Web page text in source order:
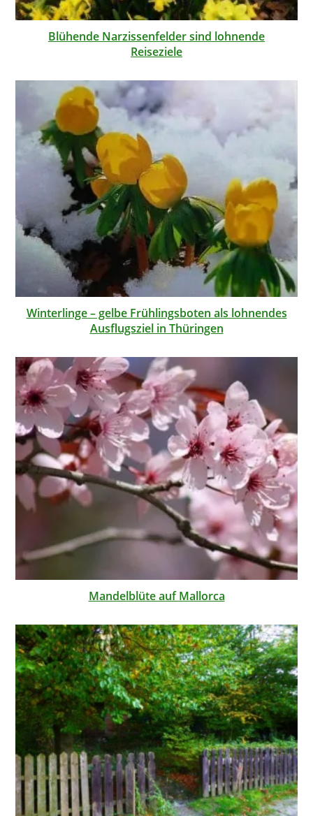
Blühende Narzissenfelder sind lohnende
Reiseziele
Winterlinge – gelbe Frühlingsboten als lohnendes
Ausflugsziel in Thüringen
Mandelblüte auf Mallorca